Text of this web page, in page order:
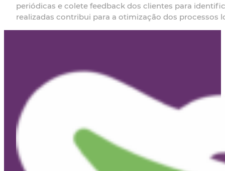
periódicas e colete feedback dos clientes para
realizadas contribui para a otimização dos processos